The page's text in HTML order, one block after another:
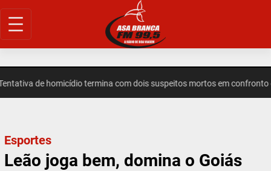
Pular
para
de homicídio termina com dois suspeitos mortos em confronto
Esportes
Leão joga bem, domina o Goiás